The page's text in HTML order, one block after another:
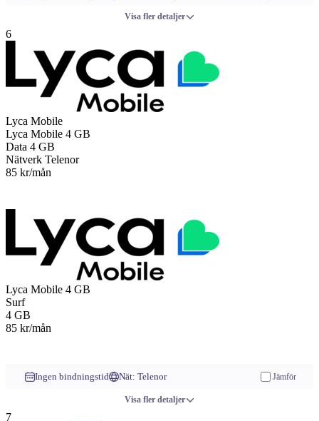
Visa fler detaljer
6
Lyca Mobile
Lyca Mobile 4 GB
Data 4 GB
Nätverk Telenor
85 kr/mån
Lyca Mobile 4 GB
Surf
4 GB
85 kr/mån
Ingen bindningstid Nät: Telenor Jämför
Visa fler detaljer
7